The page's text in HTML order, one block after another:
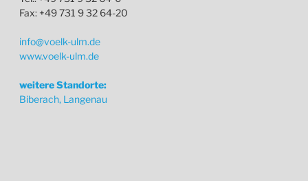
Fax: +49 731 9 32 64-20
info@voelk-ulm.de
www.voelk-ulm.de
weitere Standorte:
Biberach, Langenau